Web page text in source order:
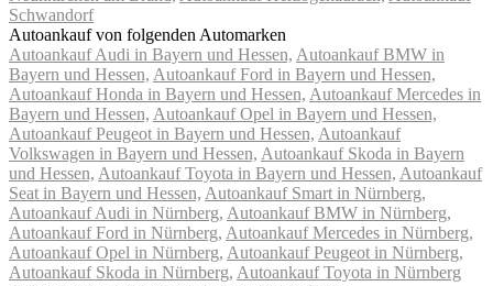
Schwandorf
Autoankauf von folgenden Automarken
Autoankauf Audi in Bayern und Hessen, Autoankauf BMW in
Bayern und Hessen, Autoankauf Ford in Bayern und Hessen,
Autoankauf Honda in Bayern und Hessen, Autoankauf Mercedes in
Bayern und Hessen, Autoankauf Opel in Bayern und Hessen,
Autoankauf Peugeot in Bayern und Hessen, Autoankauf
Volkswagen in Bayern und Hessen, Autoankauf Skoda in Bayern
und Hessen, Autoankauf Toyota in Bayern und Hessen, Autoankauf
Seat in Bayern und Hessen, Autoankauf Smart in Nürnberg,
Autoankauf Audi in Nürnberg, Autoankauf BMW in Nürnberg,
Autoankauf Ford in Nürnberg, Autoankauf Mercedes in Nürnberg,
Autoankauf Opel in Nürnberg, Autoankauf Peugeot in Nürnberg,
Autoankauf Skoda in Nürnberg, Autoankauf Toyota in Nürnberg